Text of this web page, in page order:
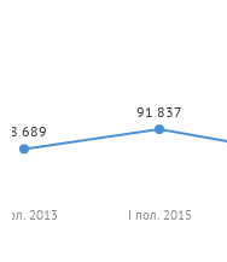
78 689
91 837
2013 I пол. 2015